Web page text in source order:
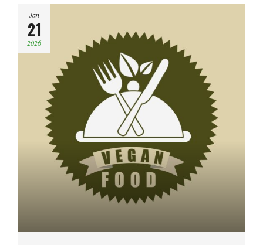
Jan
21
2026